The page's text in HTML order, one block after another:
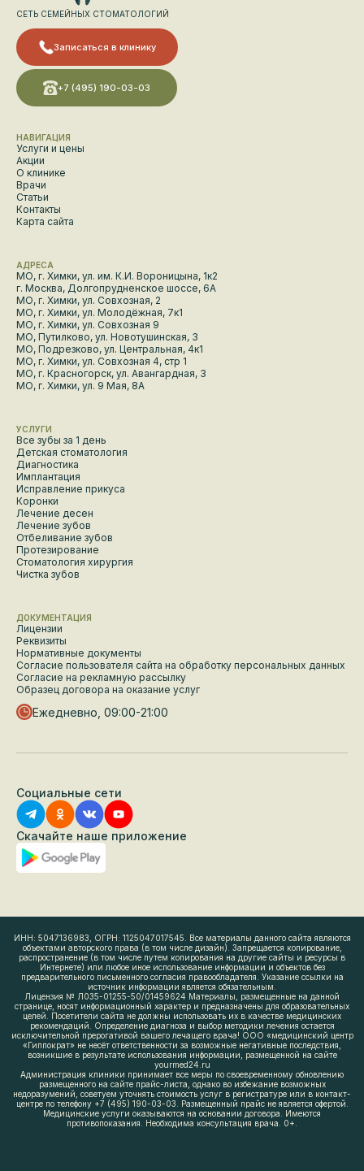
СЕТЬ СЕМЕЙНЫХ СТОМАТОЛОГИЙ
НАВИГАЦИЯ
Услуги и цены
Акции
О клинике
Врачи
Статьи
Контакты
Карта сайта
АДРЕСА
МО, г. Химки, ул. им. К.И. Вороницына, 1к2
г. Москва, Долгопрудненское шоссе, 6А
МО, г. Химки, ул. Совхозная, 2
МО, г. Химки, ул. Молодёжная, 7к1
МО, г. Химки, ул. Совхозная 9
МО, Путилково, ул. Новотушинская, 3
МО, Подрезково, ул. Центральная, 4к1
МО, г. Химки, ул. Совхозная 4, стр 1
МО, г. Красногорск, ул. Авангардная, 3
МО, г. Химки, ул. 9 Мая, 8А
+7 (495) 190-03-03
УСЛУГИ
Все зубы за 1 день
Детская стоматология
Диагностика
Имплантация
Исправление прикуса
Коронки
Лечение десен
Лечение зубов
Отбеливание зубов
Протезирование
Стоматология хирургия
Чистка зубов
Записаться в клинику
ДОКУМЕНТАЦИЯ
Лицензии
Реквизиты
Нормативные документы
Согласие пользователя сайта на обработку персональных данных
Согласие на рекламную рассылку
Образец договора на оказание услуг
Ежедневно, 09:00-21:00
Социальные сети
Скачайте наше приложение
ИНН: 5047136983, ОГРН: 1125047017545. Все материалы данного сайта являются
объектами авторского права (в том числе дизайн). Запрещается копирование,
распространение (в том числе путем копирования на другие сайты и ресурсы в
Интернете) или любое иное использование информации и объектов без
предварительного письменного согласия правообладателя. Указание ссылки на
источник информации является обязательным.
Лицензия № Л035-01255-50/01459624 Материалы, размещенные на данной
странице, носят информационный характер и предназначены для образовательных
целей. Посетители сайта не должны использовать их в качестве медицинских
рекомендаций. Определение диагноза и выбор методики лечения остается
исключительной прерогативой вашего лечащего врача! ООО «медицинский центр
«Гиппократ» не несёт ответственности за возможные негативные последствия,
возникшие в результате использования информации, размещенной на сайте
yourmed24.ru
Администрация клиники принимает все меры по своевременному обновлению
размещенного на сайте прайс-листа, однако во избежание возможных
недоразумений, советуем уточнять стоимость услуг в регистратуре или в контакт-
центре по телефону +7 (495) 190-03-03. Размещенный прайс не является офертой.
Медицинские услуги оказываются на основании договора. Имеются
противопоказания. Необходима консультация врача. 0+.